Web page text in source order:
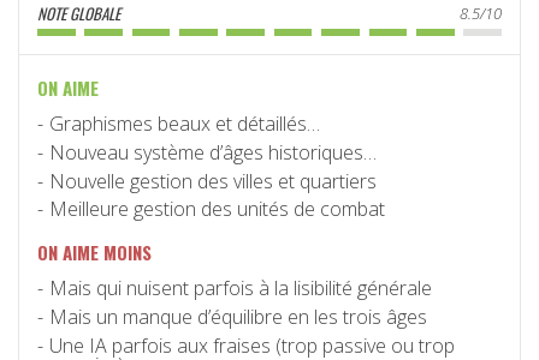
NOTE GLOBALE 8.5/10
ON AIME
Graphismes beaux et détaillés…
Nouveau système d’âges historiques…
Nouvelle gestion des villes et quartiers
Meilleure gestion des unités de combat
ON AIME MOINS
Mais qui nuisent parfois à la lisibilité générale
Mais un manque d’équilibre en les trois âges
Une IA parfois aux fraises (trop passive ou trop